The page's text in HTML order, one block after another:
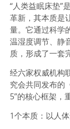
“人类益眠床垫”
革新，其本质是
量。它通过科学
温湿度调节、静
质，形成了一套
经六家权威机构
究会共同发布的
5”的核心框架，
1个本质： 以人